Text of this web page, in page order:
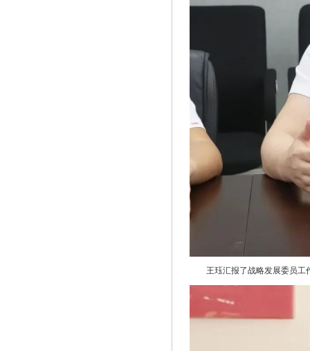
王珏汇报了战略发展委员工